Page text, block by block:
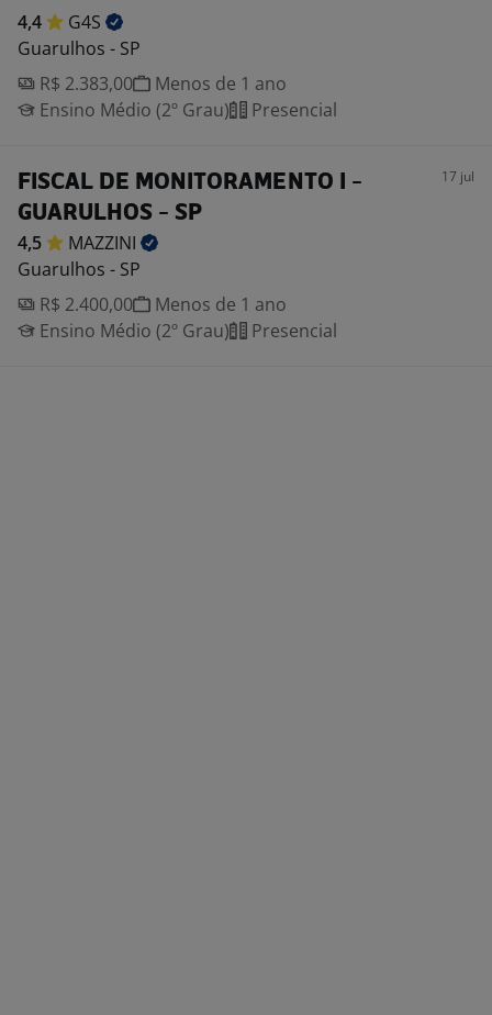
4,4
G4S
Guarulhos - SP
R$ 2.383,00
Menos de 1 ano
Ensino Médio (2º Grau)
Presencial
FISCAL DE MONITORAMENTO I -
GUARULHOS - SP
17 jul
4,5
MAZZINI
Guarulhos - SP
R$ 2.400,00
Menos de 1 ano
Ensino Médio (2º Grau)
Presencial